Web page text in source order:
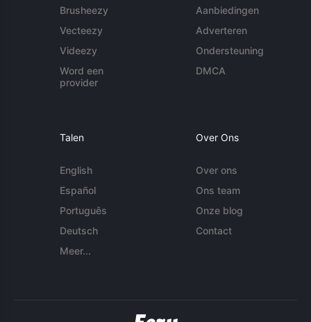
Brusheezy
Vecteezy
Videezy
Word een
provider
Aanbiedingen
Adverteren
Ondersteuning
DMCA
Talen
English
Español
Português
Deutsch
Meer...
Over Ons
Over ons
Ons team
Onze blog
Contact